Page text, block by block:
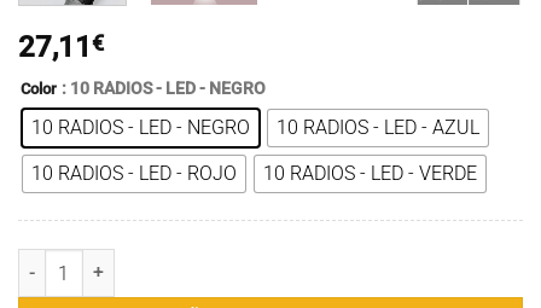
27,11 €
Color : 10 RADIOS - LED - NEGRO
10 RADIOS - LED - NEGRO
10 RADIOS - LED - AZUL
10 RADIOS - LED - ROJO
10 RADIOS - LED - VERDE
Paraguas UV completamente automático con linterna LED Raya